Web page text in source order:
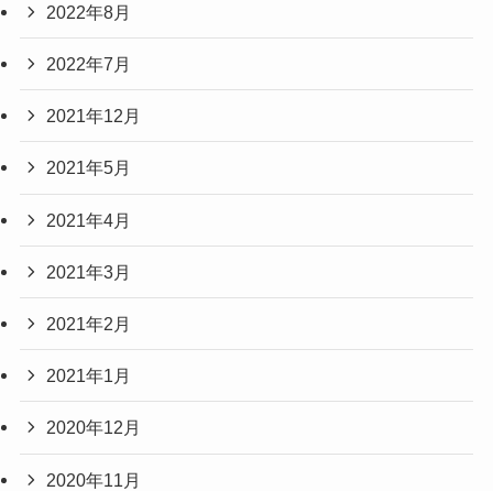
2022年8月
2022年7月
2021年12月
2021年5月
2021年4月
2021年3月
2021年2月
2021年1月
2020年12月
2020年11月